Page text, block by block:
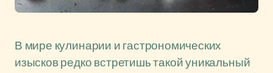
В мире кулинарии и гастрономических
изысков редко встретишь такой уникальный